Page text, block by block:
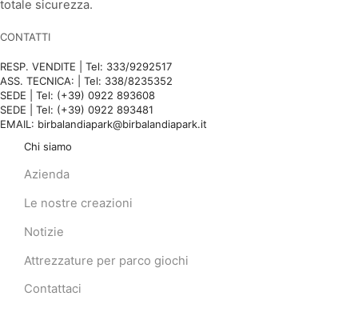
totale sicurezza.
CONTATTI
RESP. VENDITE | Tel: 333/9292517
ASS. TECNICA: | Tel: 338/8235352
SEDE | Tel: (+39) 0922 893608
SEDE | Tel: (+39) 0922 893481
EMAIL: birbalandiapark@birbalandiapark.it
Chi siamo
Azienda
Le nostre creazioni
Notizie
Attrezzature per parco giochi
Contattaci